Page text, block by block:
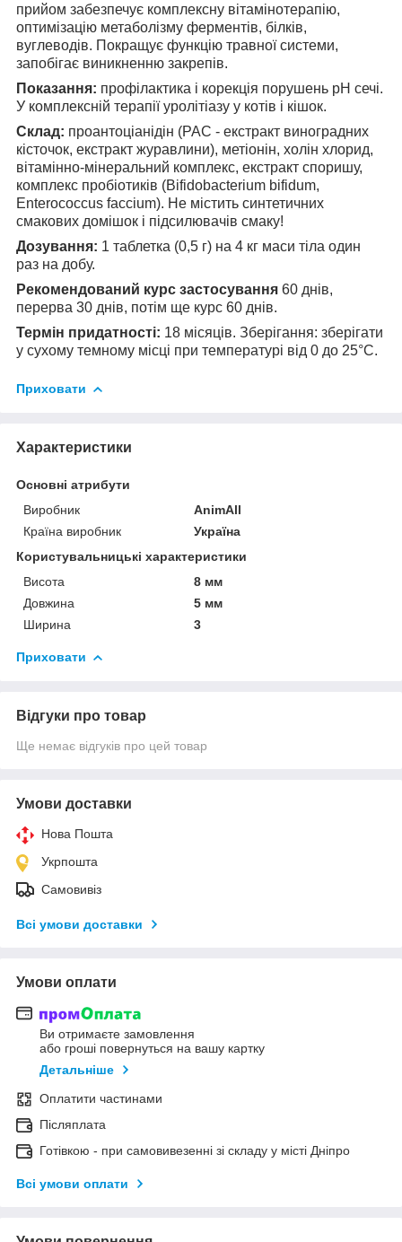
прийом забезпечує комплексну вітамінотерапію,
оптимізацію метаболізму ферментів, білків,
вуглеводів. Покращує функцію травної системи,
запобігає виникненню закрепів.
Показання: профілактика і корекція порушень рН сечі.
У комплексній терапії уролітіазу у котів і кішок.
Склад: проантоціанідін (PAC - екстракт виноградних
кісточок, екстракт журавлини), метіонін, холін хлорид,
вітамінно-мінеральний комплекс, екстракт споришу,
комплекс пробіотиків (Bifidobacterium bifidum,
Entеrococcus faccium). Не містить синтетичних
смакових домішок і підсилювачів смаку!
Дозування: 1 таблетка (0,5 г) на 4 кг маси тіла один
раз на добу.
Рекомендований курс застосування 60 днів,
перерва 30 днів, потім ще курс 60 днів.
Термін придатності: 18 місяців. Зберігання: зберігати
у сухому темному місці при температурі від 0 до 25°С.
Приховати
Характеристики
Основні атрибути
Виробник
AnimAll
Країна виробник
Україна
Користувальницькі характеристики
Висота
8 мм
Довжина
5 мм
Ширина
3
Приховати
Відгуки про товар
Ще немає відгуків про цей товар
Умови доставки
Нова Пошта
Укрпошта
Самовивіз
Всі умови доставки
Умови оплати
Ви отримаєте замовлення
або гроші повернуться на вашу картку
Детальніше
Оплатити частинами
Післяплата
Готівкою - при самовивезенні зі складу у місті Дніпро
Всі умови оплати